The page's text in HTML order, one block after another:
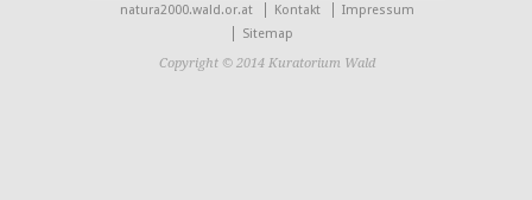
natura2000.wald.or.at Kontakt
Impressum
Sitemap
Copyright © 2014 Kuratorium Wald